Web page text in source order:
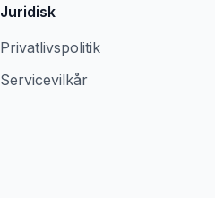
Juridisk
Privatlivspolitik
Servicevilkår